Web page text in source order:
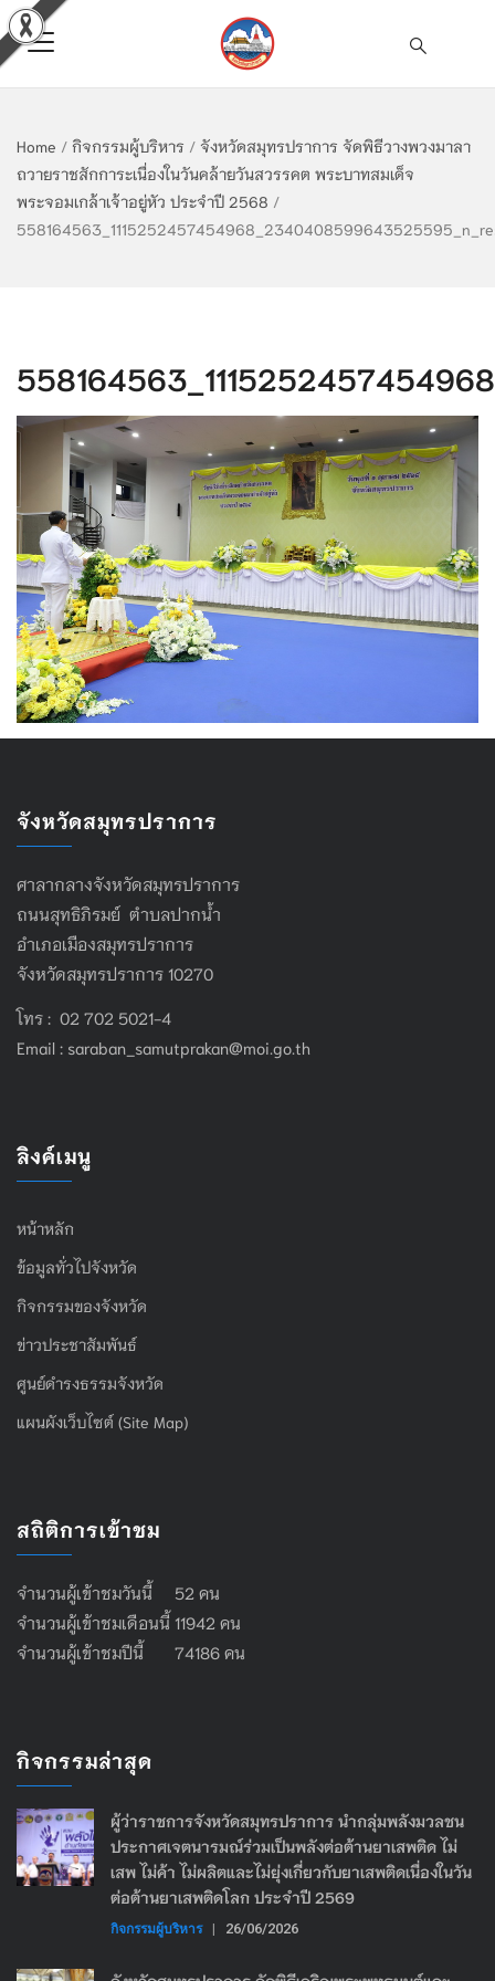
Home / กิจกรรมผู้บริหาร / จังหวัดสมุทรปราการ จัดพิธีวางพวงมาลา
ถวายราชสักการะเนื่องในวันคล้ายวันสวรรคต พระบาทสมเด็จ
พระจอมเกล้าเจ้าอยู่หัว ประจำปี 2568 /
จังหวัดสมุทรปราการ
ศาลากลางจังหวัดสมุทรปราการ
ถนนสุทธิภิรมย์ ตำบลปากน้ำ
อำเภอเมืองสมุทรปราการ
จังหวัดสมุทรปราการ 10270
โทร : 02 702 5021-4
Email : saraban_samutprakan@moi.go.th
ลิงค์เมนู
หน้าหลัก
ข้อมูลทั่วไปจังหวัด
กิจกรรมของจังหวัด
ข่าวประชาสัมพันธ์
ศูนย์ดำรงธรรมจังหวัด
แผนผังเว็บไซต์ (Site Map)
สถิติการเข้าชม
จำนวนผู้เข้าชมวันนี้ 52 คน
จำนวนผู้เข้าชมเดือนนี้ 11942 คน
จำนวนผู้เข้าชมปีนี้ 74186 คน
กิจกรรมล่าสุด
ผู้ว่าราชการจังหวัดสมุทรปราการ นำกลุ่มพลังมวลชน
ประกาศเจตนารมณ์ร่วมเป็นพลังต่อต้านยาเสพติด ไม่
เสพ ไม่ค้า ไม่ผลิตและไม่ยุ่งเกี่ยวกับยาเสพติดเนื่องในวัน
ต่อต้านยาเสพติดโลก ประจำปี 2569
กิจกรรมผู้บริหาร | 26/06/2026